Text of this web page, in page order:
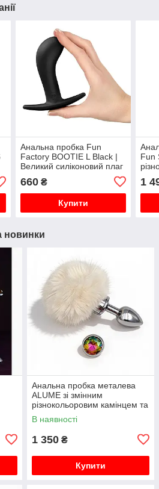
Анальна пробка Fun
Factory BOOTIE L Black |
Великий силіконовий плаг
660₴
Купити
Fun
1
новинки
Анальна пробка металева
ALUME зі змінним
різнокольоровим камінцем та
білим хвостиком на магніті
В наявності
1 350 ₴
Купити